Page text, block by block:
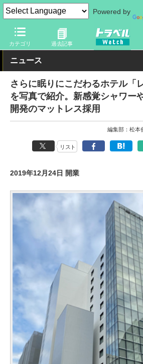
Powered by
カテゴリ 過去記事
トラベル Watch 地域 国内旅行 東京
ニュース
さらに眠りにこだわるホテル「
を写真で紹介。新感覚シャワー
開発のマットレス採用
編集部：松本
リスト
2019年12月24日 開業